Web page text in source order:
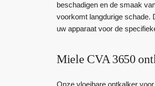
beschadigen en de smaak
voorkomt langdurige schade.
uw apparaat voor de
Miele CVA 3650